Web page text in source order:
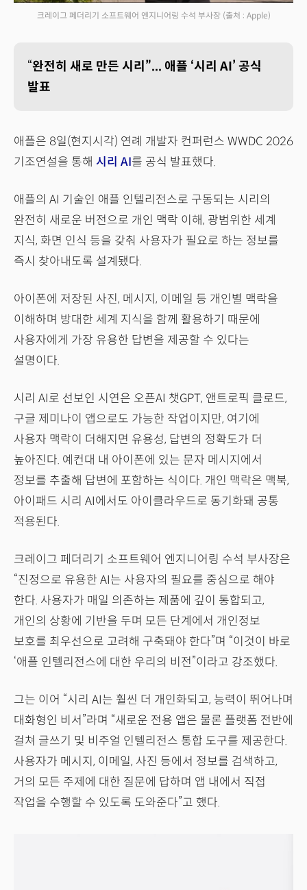
크레이그 페더리기 소프트웨어 엔지니어링 수석 부사장 (출처 : Apple)
“완전히 새로 만든 시리”... 애플 ‘시리 AI’ 공식
발표
애플은 8일(현지시각) 연례 개발자 컨퍼런스 WWDC 2026
기조연설을 통해 시리 AI를 공식 발표했다.
애플의 AI 기술인 애플 인텔리전스로 구동되는 시리의
완전히 새로운 버전으로 개인 맥락 이해, 광범위한 세계
지식, 화면 인식 등을 갖춰 사용자가 필요로 하는 정보를
즉시 찾아내도록 설계됐다.
아이폰에 저장된 사진, 메시지, 이메일 등 개인별 맥락을
이해하며 방대한 세계 지식을 함께 활용하기 때문에
사용자에게 가장 유용한 답변을 제공할 수 있다는
설명이다.
시리 AI로 선보인 시연은 오픈AI 챗GPT, 앤트로픽 클로드,
구글 제미나이 앱으로도 가능한 작업이지만, 여기에
사용자 맥락이 더해지면 유용성, 답변의 정확도가 더
높아진다. 예컨대 내 아이폰에 있는 문자 메시지에서
정보를 추출해 답변에 포함하는 식이다. 개인 맥락은 맥북,
아이패드 시리 AI에서도 아이클라우드로 동기화돼 공통
적용된다.
크레이그 페더리기 소프트웨어 엔지니어링 수석 부사장은
“진정으로 유용한 AI는 사용자의 필요를 중심으로 해야
한다. 사용자가 매일 의존하는 제품에 깊이 통합되고,
개인의 상황에 기반을 두며 모든 단계에서 개인정보
보호를 최우선으로 고려해 구축돼야 한다”며 “이것이 바로
‘애플 인텔리전스에 대한 우리의 비전”이라고 강조했다.
그는 이어 “시리 AI는 훨씬 더 개인화되고, 능력이 뛰어나며
대화형인 비서”라며 “새로운 전용 앱은 물론 플랫폼 전반에
걸쳐 글쓰기 및 비주얼 인텔리전스 통합 도구를 제공한다.
사용자가 메시지, 이메일, 사진 등에서 정보를 검색하고,
거의 모든 주제에 대한 질문에 답하며 앱 내에서 직접
작업을 수행할 수 있도록 도와준다”고 했다.